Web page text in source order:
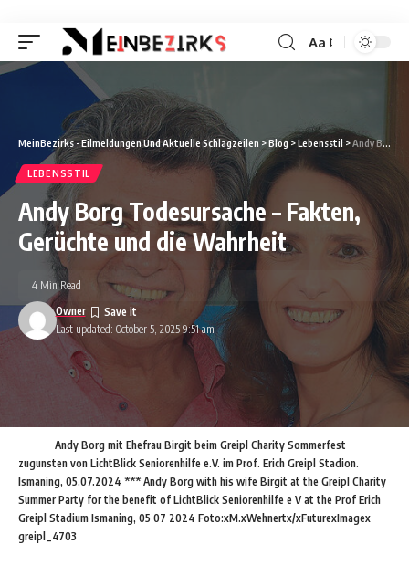
Font
Aa
MeinBezirks - Eilmeldungen Und Aktuelle Schlagzeilen >Blog>Lebensstil >Andy Borg Todesursache – Fakten, Gerüchte und die Wahrheit
LEBENSSTIL
Andy Borg Todesursache – Fakten,
Gerüchte und die Wahrheit
Last updated: October 5, 2025 9:51 am
Owner
4 Min Read
Andy Borg mit Ehefrau Birgit beim Greipl Charity Sommerfest
zugunsten von LichtBlick Seniorenhilfe e.V. im Prof. Erich Greipl Stadion.
Ismaning, 05.07.2024 *** Andy Borg with his wife Birgit at the Greipl Charity
Summer Party for the benefit of LichtBlick Seniorenhilfe e V at the Prof Erich
Greipl Stadium Ismaning, 05 07 2024 Foto:xM.xWehnertx/xFuturexImagex
greipl_4703